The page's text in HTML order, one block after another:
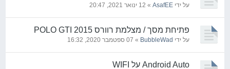
על ידיAsafEE » 12 ינואר 2021, 20:47
פתיחת מסך / מצלמת רוורס POLO GTI 2015
על ידי BubbleWad » 07 ספטמבר 2020, 16:32
Android Auto על WIFI